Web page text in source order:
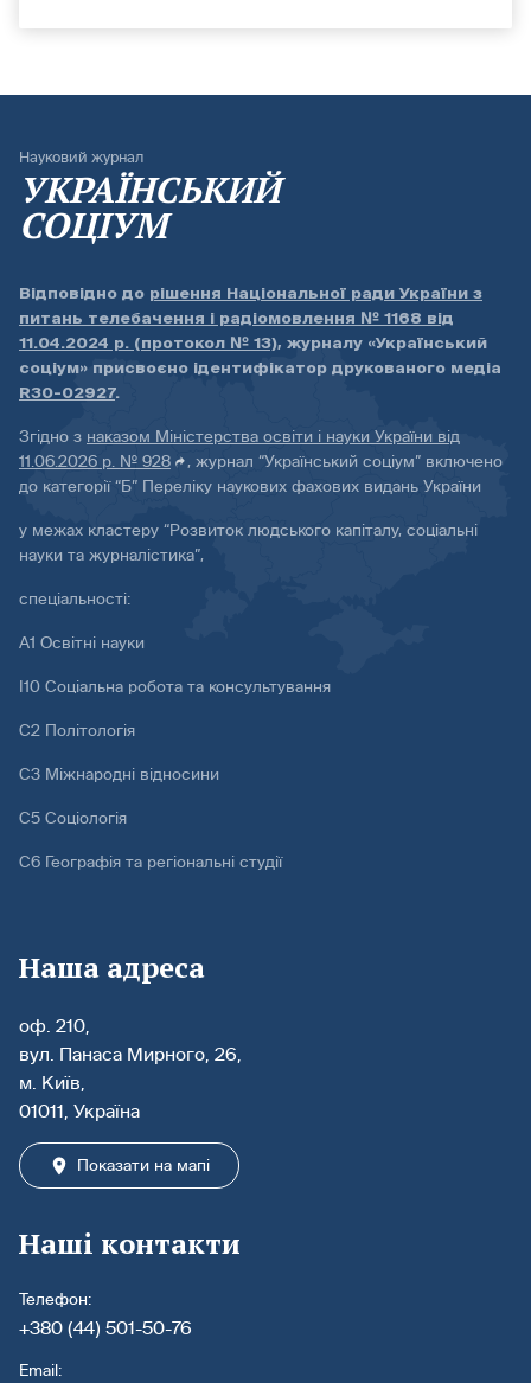
Науковий журнал
УКРАЇНСЬКИЙ
СОЦІУМ
Відповідно до рішення Національної ради України з
питань телебачення і радіомовлення № 1168 від
11.04.2024 р. (протокол № 13), журналу «Український
соціум» присвоєно ідентифікатор друкованого медіа
R30-02927.
Згідно з наказом Міністерства освіти і науки України від
11.06.2026 р. № 928
, журнал “Український соціум” включено
до категорії “Б” Переліку наукових фахових видань України
у межах кластеру “Розвиток людського капіталу, соціальні
науки та журналістика”,
спеціальності:
А1 Освітні науки
І10 Соціальна робота та консультування
С2 Політологія
С3 Міжнародні відносини
С5 Соціологія
С6 Географія та регіональні студії
Наша адреса
оф. 210,
вул. Панаса Мирного, 26,
м. Київ,
01011, Україна
Показати на мапі
Наші контакти
Телефон:
+380 (44) 501-50-76
Email: